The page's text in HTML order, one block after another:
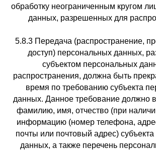
обработку неограниченным кругом
данных, разрешенных для
5.8.3 Передача (распространение,
доступ) персональных данных,
субъектом персональных
распространения, должна быть
время по требованию субъекта
данных. Данное требование должно
фамилию, имя, отчество (при
информацию (номер телефона,
почты или почтовый адрес)
данных, а также перечень